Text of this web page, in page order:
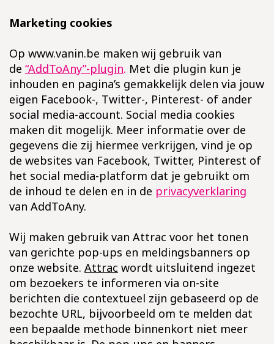
Marketing cookies
Op www.vanin.be maken wij gebruik van
de “AddToAny”-plugin. Met die plugin kun je
inhouden en pagina’s gemakkelijk delen via jouw
eigen Facebook-, Twitter-, Pinterest- of ander
social media-account. Social media cookies
maken dit mogelijk. Meer informatie over de
gegevens die zij hiermee verkrijgen, vind je op
de websites van Facebook, Twitter, Pinterest of
het social media-platform dat je gebruikt om
de inhoud te delen en in de privacyverklaring
van AddToAny.
Wij maken gebruik van Attrac voor het tonen
van gerichte pop-ups en meldingsbanners op
onze website. Attrac wordt uitsluitend ingezet
om bezoekers te informeren via on-site
berichten die contextueel zijn gebaseerd op de
bezochte URL, bijvoorbeeld om te melden dat
een bepaalde methode binnenkort niet meer